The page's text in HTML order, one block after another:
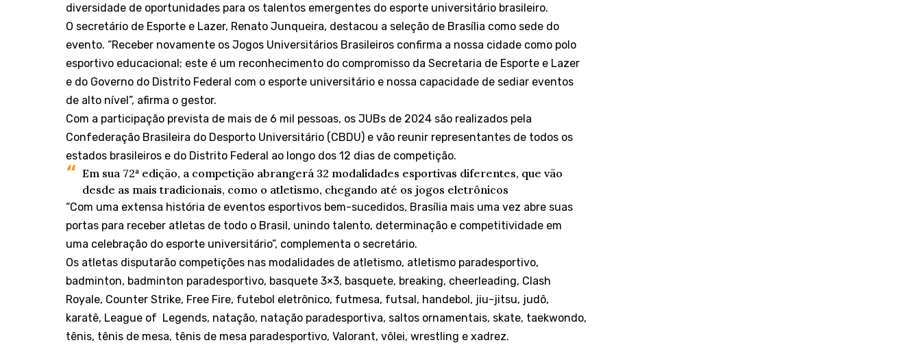
diversidade de oportunidades para os talentos emergentes do esporte universitário brasileiro.
O secretário de Esporte e Lazer, Renato Junqueira, destacou a seleção de Brasília como sede do
evento. “Receber novamente os Jogos Universitários Brasileiros confirma a nossa cidade como polo
esportivo educacional; este é um reconhecimento do compromisso da Secretaria de Esporte e Lazer
e do Governo do Distrito Federal com o esporte universitário e nossa capacidade de sediar eventos
de alto nível”, afirma o gestor.
Com a participação prevista de mais de 6 mil pessoas, os JUBs de 2024 são realizados pela
Confederação Brasileira do Desporto Universitário (CBDU) e vão reunir representantes de todos os
estados brasileiros e do Distrito Federal ao longo dos 12 dias de competição.
Em sua 72ª edição, a competição abrangerá 32 modalidades esportivas diferentes, que vão
desde as mais tradicionais, como o atletismo, chegando até os jogos eletrônicos
“Com uma extensa história de eventos esportivos bem-sucedidos, Brasília mais uma vez abre suas
portas para receber atletas de todo o Brasil, unindo talento, determinação e competitividade em
uma celebração do esporte universitário”, complementa o secretário.
Os atletas disputarão competições nas modalidades de atletismo, atletismo paradesportivo,
badminton, badminton paradesportivo, basquete 3×3, basquete, breaking, cheerleading, Clash
Royale, Counter Strike, Free Fire, futebol eletrônico, futmesa, futsal, handebol, jiu-jitsu, judô,
karatê, League of Legends, natação, natação paradesportiva, saltos ornamentais, skate, taekwondo,
tênis, tênis de mesa, tênis de mesa paradesportivo, Valorant, vôlei, wrestling e xadrez.